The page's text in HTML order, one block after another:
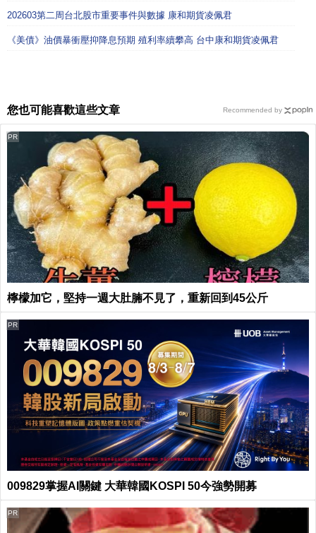
202603第二周台北股市重要事件與數據 康和期貨凌佩君
《美債》油價暴衝壓抑降息預期 殖利率續攀高 台中康和期貨凌佩君
您也可能喜歡這些文章
檸檬加它，堅持一週大肚腩不見了，重新回到45公斤
PR
009829掌握AI關鍵 大華韓國KOSPI 50今強勢開募
PR
PR
Recommended by